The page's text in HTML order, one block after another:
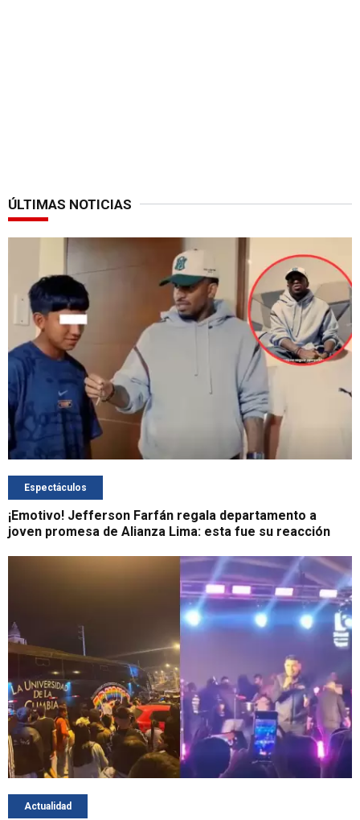
ÚLTIMAS NOTICIAS
Espectáculos
¡Emotivo! Jefferson Farfán regala departamento a
joven promesa de Alianza Lima: esta fue su reacción
Actualidad